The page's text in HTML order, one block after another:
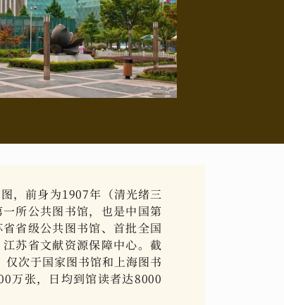
，前身为1907年（清光绪三
所公共图书馆，也是中国第
省级公共图书馆、首批全国
苏省文献资源保障中心。截
次于国家图书馆和上海图书
万张，日均到馆读者达8000